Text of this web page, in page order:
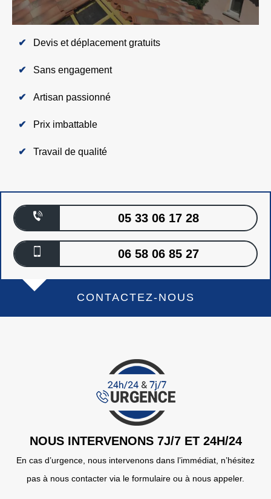
Devis et déplacement gratuits
Sans engagement
Artisan passionné
Prix imbattable
Travail de qualité
05 33 06 17 28
06 58 06 85 27
CONTACTEZ-NOUS
NOUS INTERVENONS 7J/7 ET 24H/24
En cas d’urgence, nous intervenons dans l’immédiat, n’hésitez
pas à nous contacter via le formulaire ou à nous appeler.